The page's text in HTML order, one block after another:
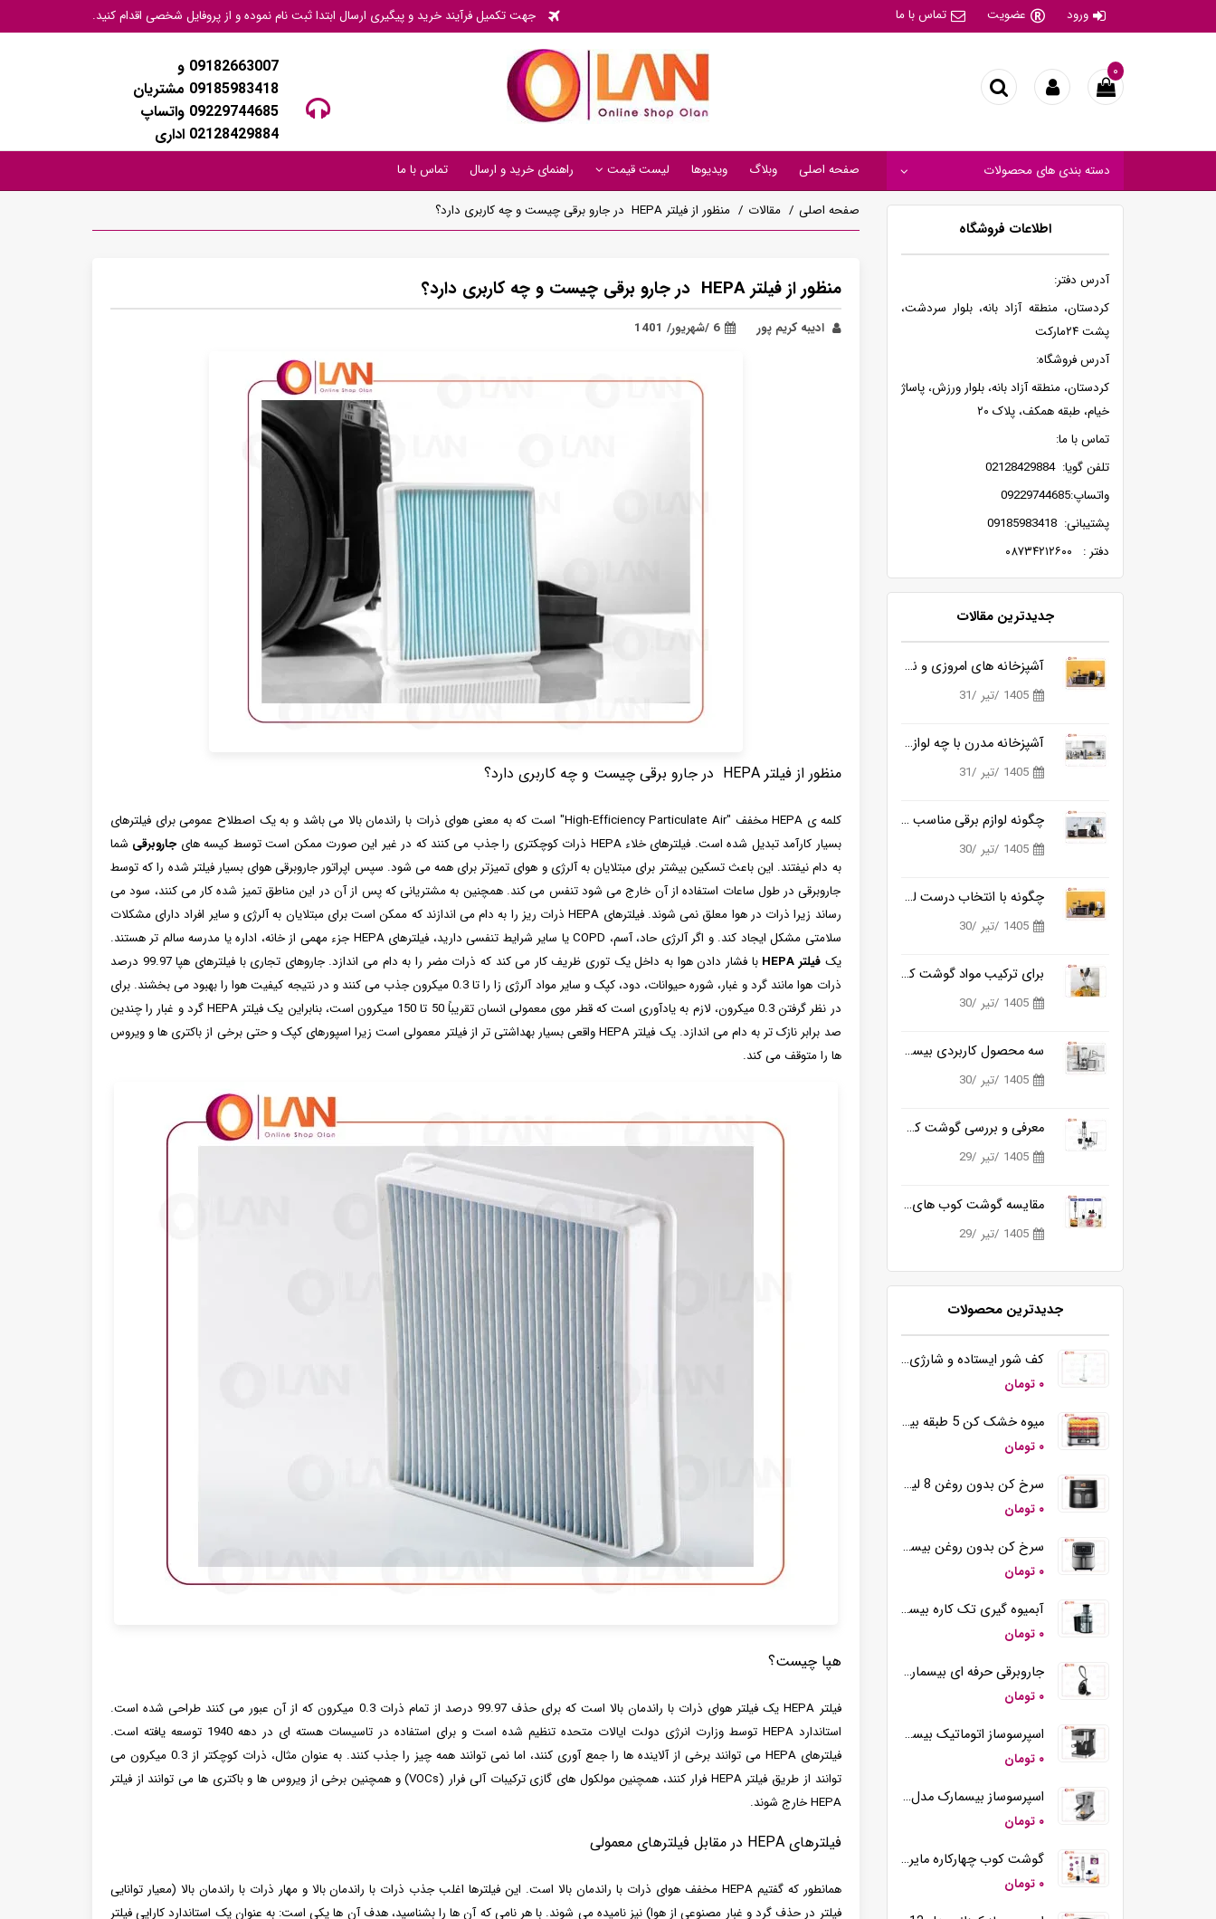
ورود عضویت تماس با ما جهت تکمیل فرآیند خرید و پیگیری ارسال ابتدا ثبت نام نموده و از پروفایل شخصی اقدام کنید.
09182663007 و
09185983418 مشتریان
09229744685 واتساپ
02128429884 اداری
۰
صفحه اصلی وبلاگ ویدیوها لیست قیمت راهنمای خرید و ارسال تماس با ما دسته بندی های محصولات
صفحه اصلی مقالات منظور از فیلتر HEPA در جارو برقی چیست و چه کاربری دارد؟
منظور از فیلتر HEPA در جارو برقی چیست و چه کاربری دارد؟
ادیبه کریم پور 6 /شهریور/ 1401
منظور از فیلتر HEPA در جارو برقی چیست و چه کاربری دارد؟
کلمه ی HEPA مخفف "High-Efficiency Particulate Air" است که به معنی هوای ذرات با راندمان بالا می باشد و به یک اصطلاح عمومی برای فیلترهای
بسیار کارآمد تبدیل شده است. فیلترهای خلاء HEPA ذرات کوچکتری را جذب می کنند که در غیر این صورت ممکن است توسط کیسه های
جاروبرقی شما
به دام نیفتند. این باعث تسکین بیشتر برای مبتلایان به آلرژی و هوای تمیزتر برای همه می شود. سپس اپراتور جاروبرقی هوای بسیار فیلتر شده را که توسط
جاروبرقی در طول ساعات استفاده از آن خارج می شود تنفس می کند. همچنین به مشتریانی که پس از آن در این مناطق تمیز شده کار می کنند، سود می
رساند زیرا ذرات در هوا معلق نمی شوند. فیلترهای HEPA ذرات ریز را به دام می اندازند که ممکن است برای مبتلایان به آلرژی و سایر افراد دارای مشکلات
سلامتی مشکل ایجاد کند. و اگر آلرژی حاد، آسم، COPD یا سایر شرایط تنفسی دارید، فیلترهای HEPA جزء مهمی از خانه، اداره یا مدرسه سالم ‌تر هستند.
یکفیلتر HEPA
با فشار دادن هوا به داخل یک توری ظریف کار می کند که ذرات مضر را به دام می اندازد. جاروهای تجاری با فیلترهای هپا 99.97 درصد
ذرات هوا مانند گرد و غبار، شوره حیوانات، دود، کپک و سایر مواد آلرژی زا را تا 0.3 میکرون جذب می کنند و در نتیجه کیفیت هوا را بهبود می بخشند. برای
در نظر گرفتن 0.3 میکرون، لازم به یادآوری است که قطر موی معمولی انسان تقریباً 50 تا 150 میکرون است، بنابراین یک فیلتر HEPA گرد و غبار را چندین
صد برابر نازک ‌تر به دام می ‌اندازد. یک فیلتر HEPA واقعی بسیار بهداشتی تر از فیلتر معمولی است زیرا اسپورهای کپک و حتی برخی از باکتری ها و ویروس
ها را متوقف می کند.
هپا چیست؟
فیلتر HEPA یک فیلتر هوای ذرات با راندمان بالا است که برای حذف 99.97 درصد از تمام ذرات 0.3 میکرون که از آن عبور می کنند طراحی شده است.
استاندارد HEPA توسط وزارت انرژی دولت ایالات متحده تنظیم شده است و برای استفاده در تاسیسات هسته ای در دهه 1940 توسعه یافته است.
فیلترهای HEPA می توانند برخی از آلاینده ها را جمع آوری کنند، اما نمی توانند همه چیز را جذب کنند. به عنوان مثال، ذرات کوچکتر از 0.3 میکرون می
توانند از طریق فیلتر HEPA فرار کنند، همچنین مولکول های گازی ترکیبات آلی فرار (VOCs) و همچنین برخی از ویروس ها و باکتری ها می توانند از فیلتر
HEPA خارج شوند.
فیلترهای HEPA در مقابل فیلترهای معمولی
همانطور که گفتیم HEPA مخفف هوای ذرات با راندمان بالا است. این فیلترها اغلب جذب ذرات با راندمان بالا و مهار ذرات با راندمان بالا (معیار توانایی
فیلتر در حذف گرد و غبار مصنوعی از هوا) نیز نامیده می شوند. با هر نامی که آن ها را بشناسید، هدف آن ها یکی است: به عنوان یک استاندارد کارایی فیلتر
اطلاعات فروشگاه
آدرس دفتر:
کردستان، منطقه آزاد بانه، بلوار سردشت،
پشت ۲۴مارکت
آدرس فروشگاه:
کردستان، منطقه آزاد بانه، بلوار ورزش، پاساژ
خیام، طبقه همکف، پلاک ۲۰
تماس با ما:
تلفن گویا: 02128429884
واتساپ:09229744685
پشتیبانی: 09185983418
دفتر : ۰۸۷۳۴۲۱۲۶۰۰
جدیدترین مقالات
آشپزخانه های امروزی و نیاز به ابزارهای هوشمندتر
1405 /تیر /31
آشپزخانه مدرن با چه لوازمی کامل می شود؟
1405 /تیر /31
چگونه لوازم برقی مناسب آشپزی روزانه را ساده تر می کنند؟
1405 /تیر /30
چگونه با انتخاب درست لوازم برقی آشپزخانه، زمان آشپزی را نصف کنیم؟
1405 /تیر /30
برای ترکیب مواد گوشت کوب برقی بهتره یا مخلوط کن؟
1405 /تیر /30
سه محصول کاربردی بیسمارک برای آشپزخانه های مدرن
1405 /تیر /30
معرفی و بررسی گوشت کوب برقی بیسمارک مدل BM3315
1405 /تیر /29
مقایسه گوشت کوب های برقی بیسمارک مدل BM3315 و BM3316
1405 /تیر /29
جدیدترین محصولات
کف شور ایستاده و شارژی بیسمارک مدل BM5510
۰ تومان
میوه خشک کن 5 طبقه بیسمارک مدل BM3004
۰ تومان
سرخ کن بدون روغن 8 لیتری بیسمارک مدل BM3570
۰ تومان
سرخ کن بدون روغن بیسمارک مدل BM-3558
۰ تومان
آبمیوه گیری تک کاره بیسمارک مدل BM2360
۰ تومان
جاروبرقی حرفه ای بیسمارک مدل BM2109
۰ تومان
اسپرسوساز اتوماتیک بیسمارک مدل BM2290
۰ تومان
اسپرسوساز بیسمارک مدل BM2260
۰ تومان
گوشت کوب چهارکاره مایر مدل MR-194
۰ تومان